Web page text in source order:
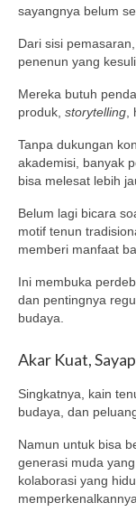
sayangnya belum
Dari sisi
penenun yang
Mereka butuh
produk, storytelling
Tanpa dukungan
akademisi, banyak
bisa melesat lebih
Belum lagi bicara
motif tenun
memberi manfaat
Ini membuka
dan pentingnya
budaya.
Akar Kuat,
Singkatnya, kain
budaya, dan
Namun untuk bisa
generasi muda
kolaborasi yang